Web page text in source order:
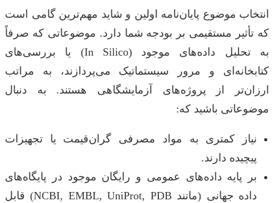
انتخاب موضوع پایان‌نامه اولین و شاید مهم‌ترین گامی است
که تأثیر مستقیمی بر بودجه شما دارد. موضوعاتی که صرفاً
به تحلیل داده‌های موجود (In Silico) یا بررسی‌های
کتابخانه‌ای و مرور سیستماتیک می‌پردازند، به مراتب
ارزان‌تر از پروژه‌های آزمایشگاهی هستند. به دنبال
موضوعاتی باشید که:
نیاز کمتری به مواد مصرفی گران‌قیمت یا تجهیزات
پیچیده دارند.
بر پایه داده‌های عمومی و رایگان موجود در پایگاه‌های
داده جهانی (مانند NCBI, EMBL, UniProt, PDB) قابل